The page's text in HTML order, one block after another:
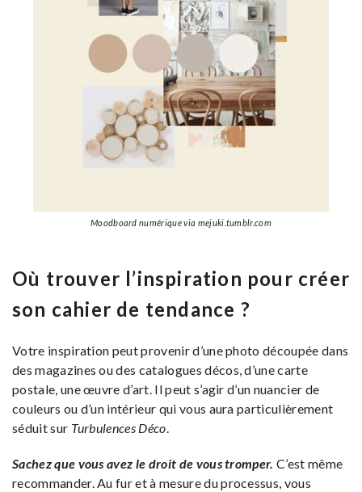
Moodboard numérique via mejuki.tumblr.com
Où trouver l’inspiration pour créer
son cahier de tendance ?
Votre inspiration peut provenir d’une photo découpée dans
des magazines ou des catalogues décos, d’une carte
postale, une œuvre d’art. Il peut s’agir d’un nuancier de
couleurs ou d’un intérieur qui vous aura particulièrement
séduit sur Turbulences Déco.
Sachez que vous avez le droit de vous tromper. C’est même
recommander. Au fur et à mesure du processus, vous